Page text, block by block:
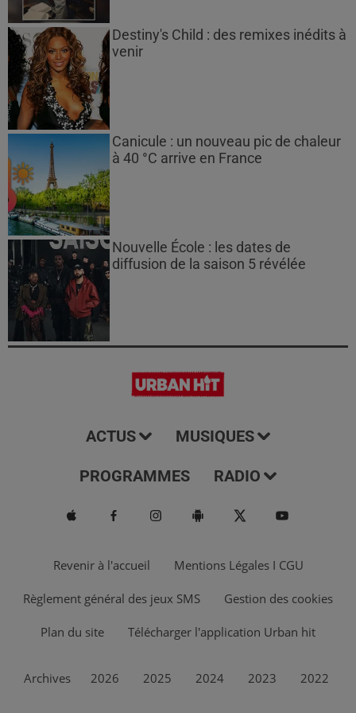
Destiny's Child : des remixes inédits à
venir
Canicule : un nouveau pic de chaleur
à 40 °C arrive en France
Nouvelle École : les dates de
diffusion de la saison 5 révélée
ACTUS MUSIQUES
PROGRAMMES RADIO
Revenir à l'accueil Mentions Légales I CGU
Règlement général des jeux SMS Gestion des cookies
Plan du site Télécharger l'application Urban hit
Archives 2026 2025 2024 2023 2022